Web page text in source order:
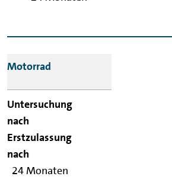
Motorrad
24 Monaten